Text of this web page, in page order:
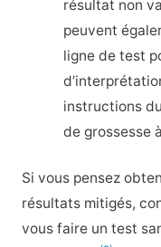
résultat non
peuvent
ligne de test
instructions
de grossesse
Si vous pensez
résultats mitigés,
vous faire un test